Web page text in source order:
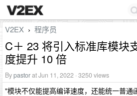
V2EX › 程序员
C＋ 23 将引入标准库模块
度提升 10 倍
Bypastorat Jun 11, 2022 · 3250 views
"模块不仅能提高编译速度，还能统一普通